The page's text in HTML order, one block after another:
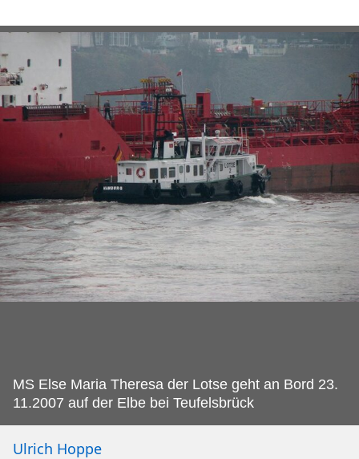
MS Else Maria Theresa der Lotse geht an Bord 23.
11.2007 auf der Elbe bei Teufelsbrück
Ulrich Hoppe